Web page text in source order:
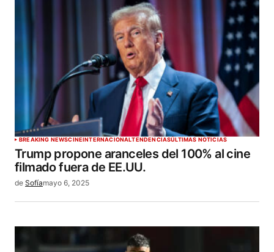
ENVIAR COMENTARIO
BREAKING NEWSCINEINTERNACIONALTENDENCIASÚLTIMAS NOTICIAS
Trump propone aranceles del 100% al cine
filmado fuera de EE.UU.
de Sofíamayo 6, 2025